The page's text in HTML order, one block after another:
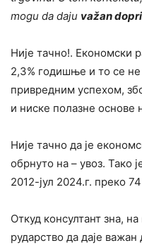
mogu da daju važan
Није тачно!. Економски
2,3% годишње и то се
привредним успехом,
и ниске полазне основе
Није тачно да је
обрнуто на – увоз. Тако
2012-јул 2024.г. преко
Откуд консултант зна,
рударство да даје